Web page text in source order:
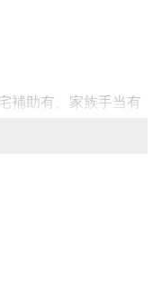
補助有、家族手当有
。また、駐車場・
担となります。
年金・雇用保険・労